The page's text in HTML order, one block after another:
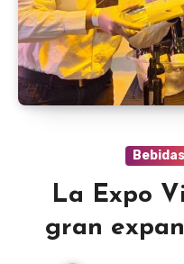
Bebidas
La Expo
gran